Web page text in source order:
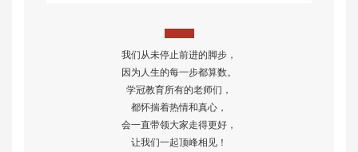
我们从未停止前进的脚步，
因为人生的每一步都算数。
学冠教育所有的老师们，
都怀揣着热情和真心，
会一直带领大家走得更好，
让我们一起顶峰相见！